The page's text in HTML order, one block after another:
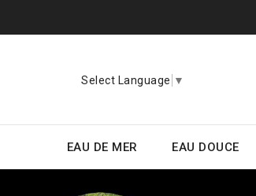
Select Language ▼
EAU DE MER EAU DOUCE